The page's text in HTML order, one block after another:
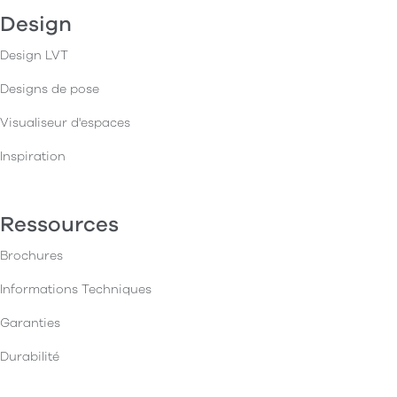
Design
Design LVT
Designs de pose
Visualiseur d'espaces
Inspiration
Ressources
Brochures
Informations Techniques
Garanties
Durabilité